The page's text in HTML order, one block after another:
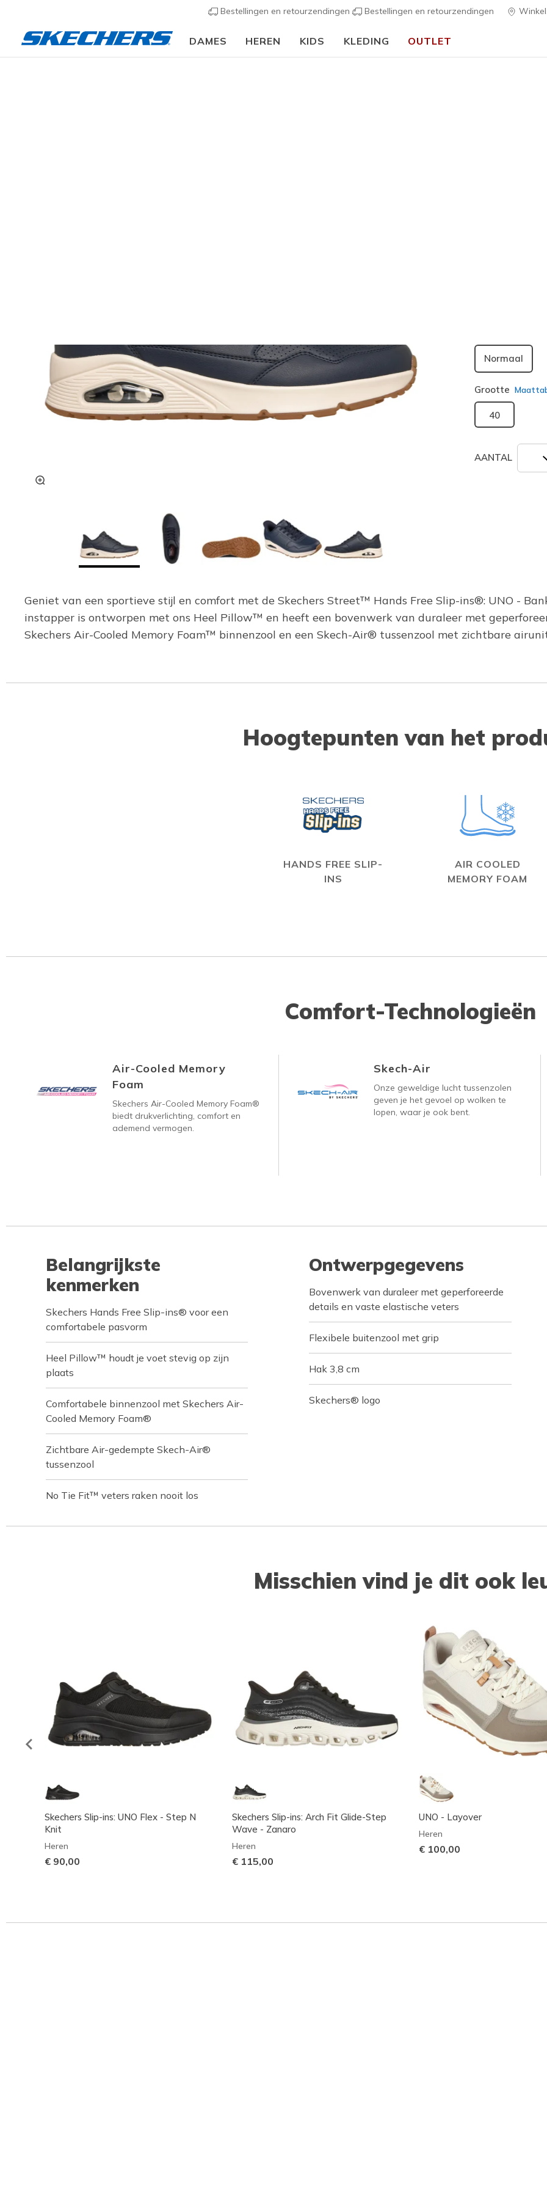
Bestellingen en retourzendingen Bestellingen en retourzendingen
DAMES HEREN KIDS KLEDING OUTLET
Normaal
Grootte
40
AANTAL
Geniet van een sportieve stijl en comfort met de Skechers Street™ Hands Free Slip-ins®: UNO -
instapper is ontworpen met ons Heel Pillow™ en heeft een bovenwerk van duraleer met
Skechers Air-Cooled Memory Foam™ binnenzool en een Skech-Air® tussenzool met zichtbare
Hoogtepunten van het
HANDS FREE SLIP-
INS
AIR COOLED
MEMORY FOAM
Comfort-Technologieën
Air-Cooled Memory
Foam
Skechers Air-Cooled Memory Foam®
biedt drukverlichting, comfort en
ademend vermogen.
Skech-Air
Onze geweldige lucht tussenzolen
geven je het gevoel op wolken te
lopen, waar je ook bent.
Belangrijkste
kenmerken
Skechers Hands Free Slip-ins® voor een
comfortabele pasvorm
Heel Pillow™ houdt je voet stevig op zijn
plaats
Comfortabele binnenzool met Skechers Air-
Cooled Memory Foam®
Zichtbare Air-gedempte Skech-Air®
tussenzool
No Tie Fit™ veters raken nooit los
Ontwerpgegevens
Bovenwerk van duraleer met geperforeerde
details en vaste elastische veters
Flexibele buitenzool met grip
Hak 3,8 cm
Skechers® logo
Misschien vind je dit ook
Skechers Slip-ins: UNO Flex - Step N
Knit
Heren
€ 90,00
Skechers Slip-ins: Arch Fit Glide-Step
Wave - Zanaro
Heren
€ 115,00
UNO - Layover
Heren
€ 100,00